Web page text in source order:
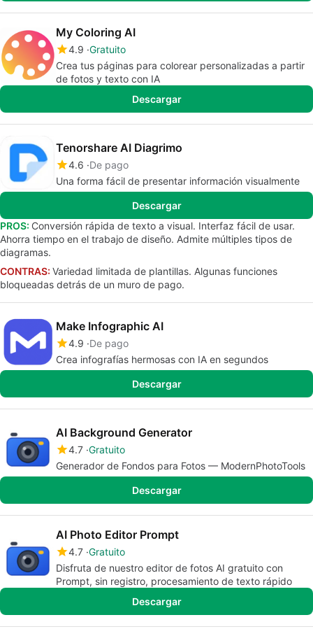
My Coloring AI
4.9 Gratuito
Crea tus páginas para colorear personalizadas a partir
de fotos y texto con IA
Descargar
Tenorshare AI Diagrimo
4.6 De pago
Una forma fácil de presentar información visualmente
Descargar
PROS: Conversión rápida de texto a visual. Interfaz fácil de usar.
Ahorra tiempo en el trabajo de diseño. Admite múltiples tipos de
diagramas.
CONTRAS: Variedad limitada de plantillas. Algunas funciones
bloqueadas detrás de un muro de pago.
Make Infographic AI
4.9 De pago
Crea infografías hermosas con IA en segundos
Descargar
AI Background Generator
4.7 Gratuito
Generador de Fondos para Fotos — ModernPhotoTools
Descargar
AI Photo Editor Prompt
4.7 Gratuito
Disfruta de nuestro editor de fotos AI gratuito con
Prompt, sin registro, procesamiento de texto rápido
Descargar